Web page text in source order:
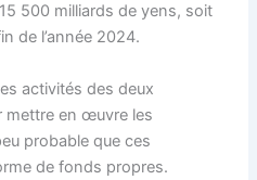
500 milliards de yens, soit
de l’année 2024.
activités des deux
mettre en œuvre les
probable que ces
de fonds propres.